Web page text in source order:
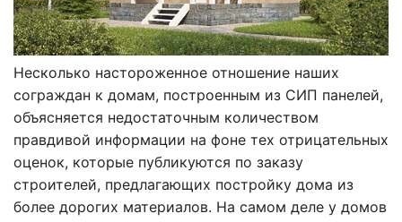
Несколько настороженное отношение наших
сограждан к домам, построенным из СИП панелей,
объясняется недостаточным количеством
правдивой информации на фоне тех отрицательных
оценок, которые публикуются по заказу
строителей, предлагающих постройку дома из
более дорогих материалов. На самом деле у домов